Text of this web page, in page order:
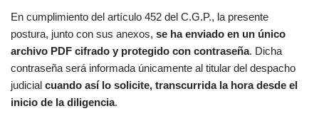
En cumplimiento del artículo 452 del C.G.P., la presente
postura, junto con sus anexos, se ha enviado en un único
archivo PDF cifrado y protegido con contraseña. Dicha
contraseña será informada únicamente al titular del despacho
judicial cuando así lo solicite, transcurrida la hora desde el
inicio de la diligencia.